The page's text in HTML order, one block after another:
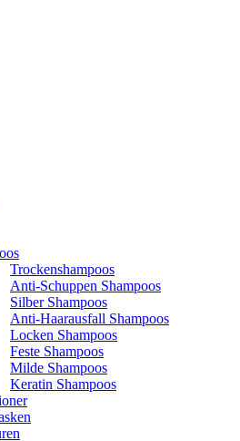
Trockenshampoos
Anti-Schuppen Shampoos
Silber Shampoos
Anti-Haarausfall Shampoos
Locken Shampoos
Feste Shampoos
Milde Shampoos
Keratin Shampoos